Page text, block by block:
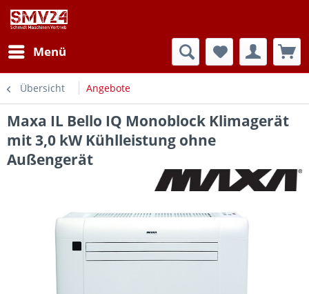
Menü
Übersicht Angebote
Maxa IL Bello IQ Monoblock Klimagerät
mit 3,0 kW Kühlleistung ohne
Außengerät